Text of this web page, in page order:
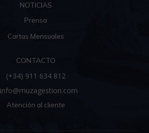
NOTICIAS
Prensa
Cartas Mensuales
CONTACTO
(+34) 911 634 812
info@muzagestion.com
Atención al cliente